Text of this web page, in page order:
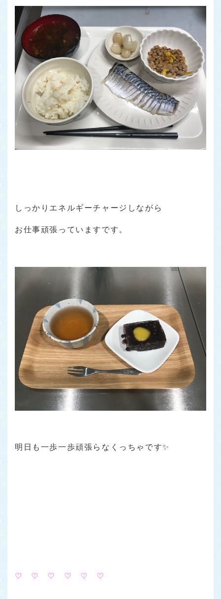
しっかりエネルギーチャージしながら
お仕事頑張っていますです。
明日も一歩一歩頑張らなくっちゃです✨
♡ ♡ ♡ ♡ ♡ ♡